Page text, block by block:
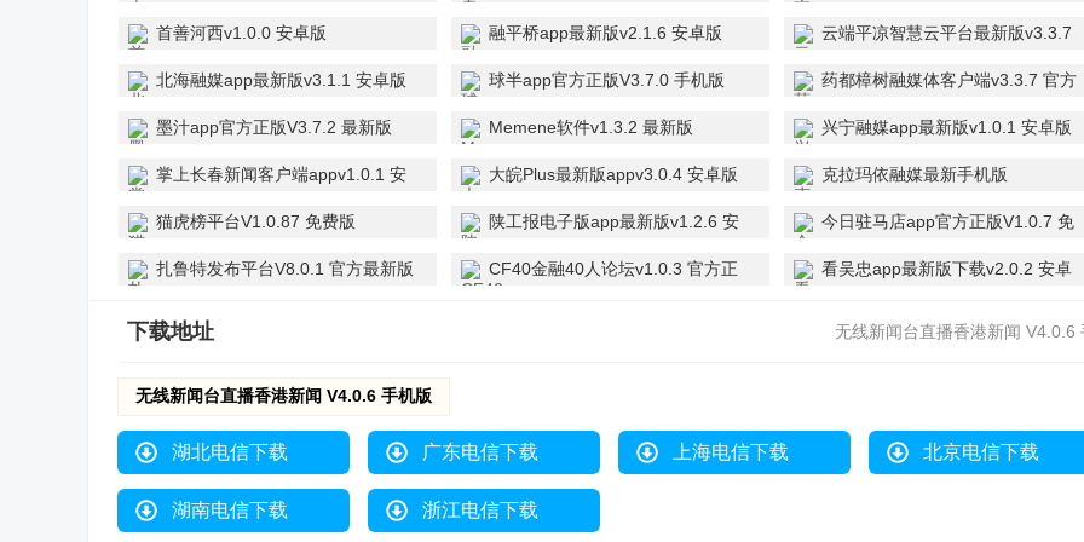
首善河西v1.0.0 安卓版 融平桥app最新版v2.1.6 安卓版
云端平凉智慧云平台最新版v3.3.7
北海融媒app最新版v3.1.1 安卓版 球半app官方正版V3.7.0 手机版
药都樟树融媒体客户端v3.3.7 官方
墨汁app官方正版V3.7.2 最新版 Memene软件v1.3.2 最新版 兴宁融媒app最新版v1.0.1 安卓版
掌上长春新闻客户端appv1.0.1 安
大皖Plus最新版appv3.0.4 安卓版
克拉玛依融媒最新手机版
猫虎榜平台V1.0.87 免费版
陕工报电子版app最新版v1.2.6 安
今日驻马店app官方正版V1.0.7 免
扎鲁特发布平台V8.0.1 官方最新版
CF40金融40人论坛v1.0.3 官方正
看吴忠app最新版下载v2.0.2 安卓
下载地址
无线新闻台直播香港新闻 V4.0.6
无线新闻台直播香港新闻 V4.0.6 手机版
湖北电信下载 广东电信下载 上海电信下载 北京电信下载
湖南电信下载 浙江电信下载